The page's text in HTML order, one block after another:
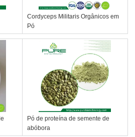
Cordyceps Militaris Orgânicos em
Pó
Pó de proteína de semente de
abóbora